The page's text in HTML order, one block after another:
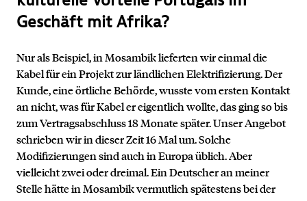
Geschäft mit Afrika?
Nur als Beispiel, in Mosambik lieferten wir einmal die
Kabel für ein Projekt zur ländlichen Elektrifizierung. Der
Kunde, eine örtliche Behörde, wusste vom ersten Kontakt
an nicht, was für Kabel er eigentlich wollte, das ging so bis
zum Vertragsabschluss 18 Monate später. Unser Angebot
schrieben wir in dieser Zeit 16 Mal um. Solche
Modifizierungen sind auch in Europa üblich. Aber
vielleicht zwei oder dreimal. Ein Deutscher an meiner
Stelle hätte in Mosambik vermutlich spätestens bei der